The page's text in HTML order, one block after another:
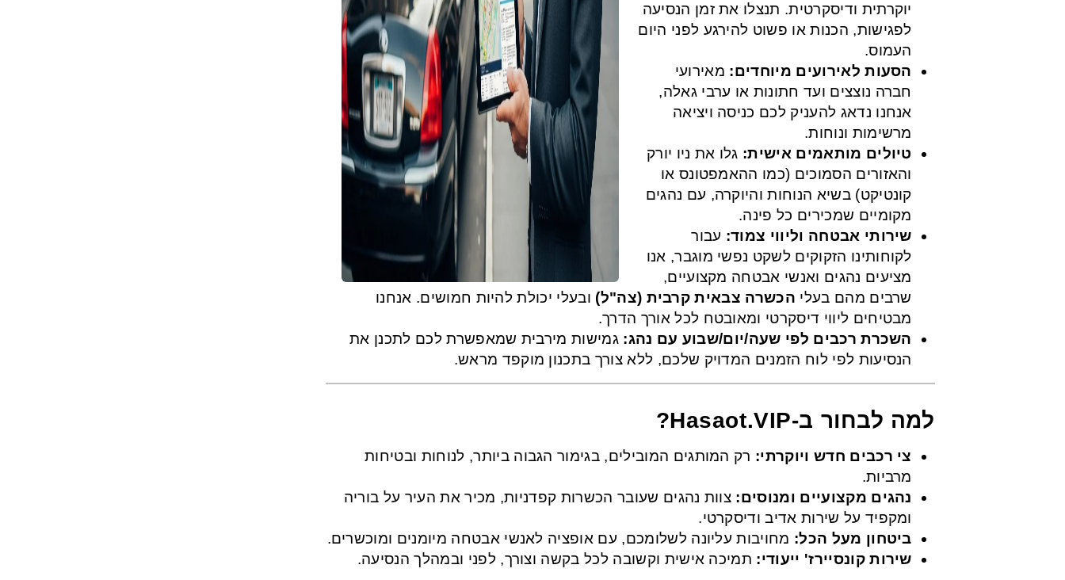
יוקרתית ודיסקרטית. תנצלו את זמן הנסיעה
לפגישות, הכנות או פשוט להירגע לפני היום
העמוס.
הסעות לאירועים מיוחדים: מאירועי
חברה נוצצים ועד חתונות או ערבי גאלה,
אנחנו נדאג להעניק לכם כניסה ויציאה
מרשימות ונוחות.
טיולים מותאמים אישית: גלו את ניו יורק
והאזורים הסמוכים (כמו ההאמפטונס או
קונטיקט) בשיא הנוחות והיוקרה, עם נהגים
מקומיים שמכירים כל פינה.
שירותי אבטחה וליווי צמוד: עבור
לקוחותינו הזקוקים לשקט נפשי מוגבר, אנו
מציעים נהגים ואנשי אבטחה מקצועיים,
שרבים מהם בעלי הכשרה צבאית קרבית (צה"ל) ובעלי יכולת להיות חמושים. אנחנו
מבטיחים ליווי דיסקרטי ומאובטח לכל אורך הדרך.
השכרת רכבים לפי שעה/יום/שבוע עם נהג: גמישות מירבית שמאפשרת לכם לתכנן את
הנסיעות לפי לוח הזמנים המדויק שלכם, ללא צורך בתכנון מוקפד מראש.
למה לבחור ב-Hasaot.VIP?
צי רכבים חדש ויוקרתי: רק המותגים המובילים, בגימור הגבוה ביותר, לנוחות ובטיחות
מרביות.
נהגים מקצועיים ומנוסים: צוות נהגים שעובר הכשרות קפדניות, מכיר את העיר על בוריה
ומקפיד על שירות אדיב ודיסקרטי.
ביטחון מעל הכל: מחויבות עליונה לשלומכם, עם אופציה לאנשי אבטחה מיומנים ומוכשרים.
שירות קונסיירז' ייעודי: תמיכה אישית וקשובה לכל בקשה וצורך, לפני ובמהלך הנסיעה.